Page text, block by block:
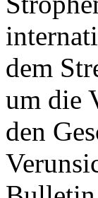
dem
um die
den